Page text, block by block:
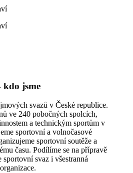
kdo jsme
svazů v České republice.
ve 240 pobočných spolcích,
a technickým sportům v
sportovní a volnočasové
sportovní soutěže a
času. Podílíme se na přípravě
sportovní svaz i všestranná